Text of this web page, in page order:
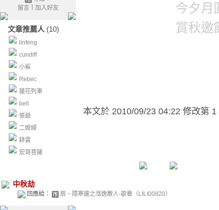
留言｜ 加入好友
文章推薦人 (10)
linfeng
cundiff
小鯊
Rebec
蓮花列車
bell
張爺
二媳婦
耕雲
宏哥菩薩
今夕月
賞秋邀
本文於 2010/09/23 04:22 修改第 1
中秋劫
回應給： 辰、隱寒廬之湉逸散人-歇養（LILI00820）